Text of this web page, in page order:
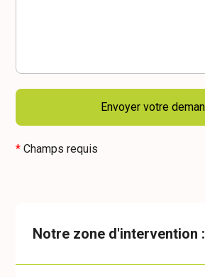
* Champs requis
Notre zone d'intervention :